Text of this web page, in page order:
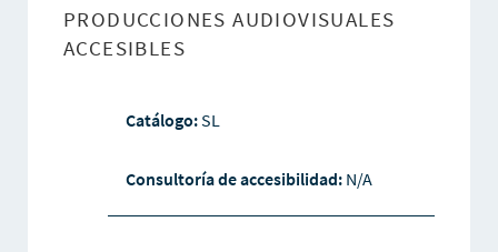
PRODUCCIONES AUDIOVISUALES
ACCESIBLES
Catálogo:SL
Consultoría de accesibilidad: N/A